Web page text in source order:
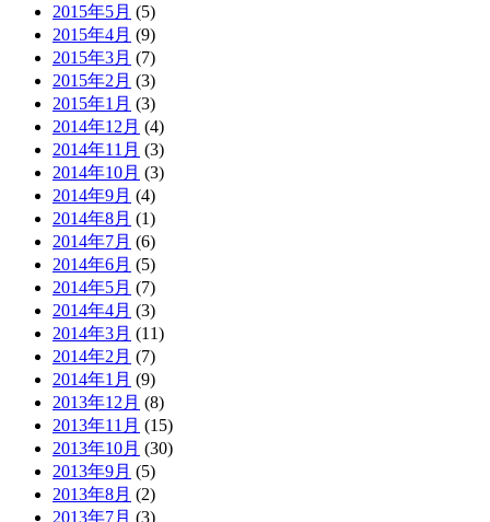
2015年5月 (5)
2015年4月 (9)
2015年3月 (7)
2015年2月 (3)
2015年1月 (3)
2014年12月 (4)
2014年11月 (3)
2014年10月 (3)
2014年9月 (4)
2014年8月 (1)
2014年7月 (6)
2014年6月 (5)
2014年5月 (7)
2014年4月 (3)
2014年3月 (11)
2014年2月 (7)
2014年1月 (9)
2013年12月 (8)
2013年11月 (15)
2013年10月 (30)
2013年9月 (5)
2013年8月 (2)
2013年7月 (3)